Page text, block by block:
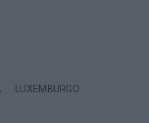
LUXEMBURGO